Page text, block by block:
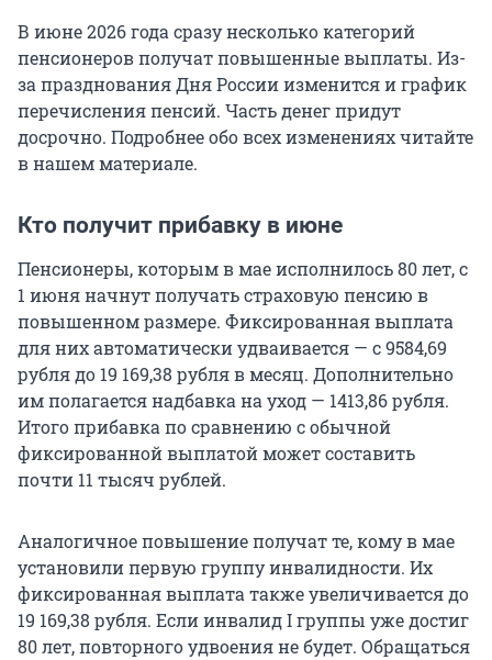
В июне 2026 года сразу несколько категорий
пенсионеров получат повышенные выплаты. Из-
за празднования Дня России изменится и график
перечисления пенсий. Часть денег придут
досрочно. Подробнее обо всех изменениях читайте
в нашем материале.
Кто получит прибавку в июне
Пенсионеры, которым в мае исполнилось 80 лет, с
1 июня начнут получать страховую пенсию в
повышенном размере. Фиксированная выплата
для них автоматически удваивается — с 9584,69
рубля до 19 169,38 рубля в месяц. Дополнительно
им полагается надбавка на уход — 1413,86 рубля.
Итого прибавка по сравнению с обычной
фиксированной выплатой может составить
почти 11 тысяч рублей.
Аналогичное повышение получат те, кому в мае
установили первую группу инвалидности. Их
фиксированная выплата также увеличивается до
19 169,38 рубля. Если инвалид I группы уже достиг
80 лет, повторного удвоения не будет. Обращаться